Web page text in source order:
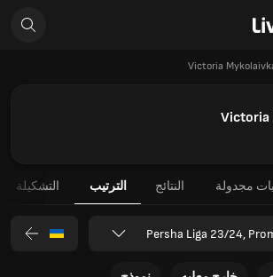
Victoria
Victoria
مجدولة النتائج الترتيب التشكيلة
Persha Liga 23/24,